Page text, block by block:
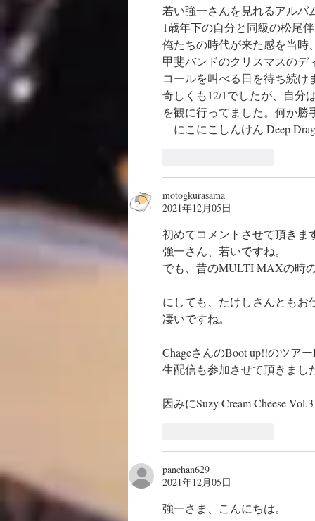
若い強一さんを見れるアルバ
1歳年下の自分と同級の松尾
俺たちの時代が来た感を当時
甲斐バンドのクリスマスの
コールを叫べる日を待ち続け
奇しくも12/1でしたが、自分
を観に行ってました。何か
にこにこしんけん Deep
motogkurasama
2021年12月05日
初めてコメントさせて頂き
強一さん、若いですね。
でも、昔のMULTI MAXの時
にしても、たけしさんともお
凄いですね。
ChageさんのBoot up!!のツア
生配信も参加させて頂きまし
因みにSuzy Cream Cheese
panchan629
2021年12月05日
強一さま、こんにちは。